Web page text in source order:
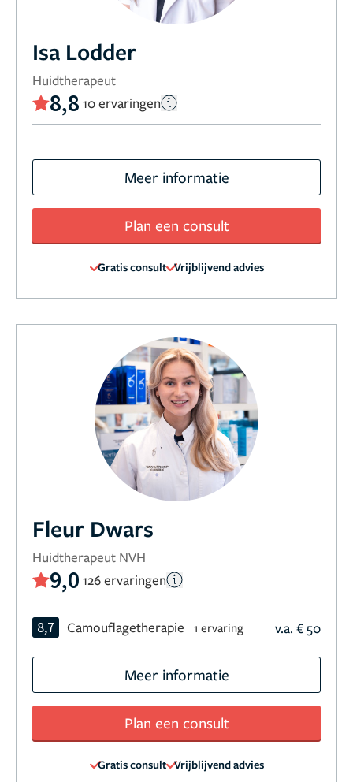
Isa Lodder
Huidtherapeut
8,8 10 ervaringen
Meer informatie
Plan een consult
Gratis consult Vrijblijvend advies
Fleur Dwars
Huidtherapeut NVH
9,0 126 ervaringen
8,7 Camouflagetherapie 1 ervaring v.a. € 50
Meer informatie
Plan een consult
Gratis consult Vrijblijvend advies